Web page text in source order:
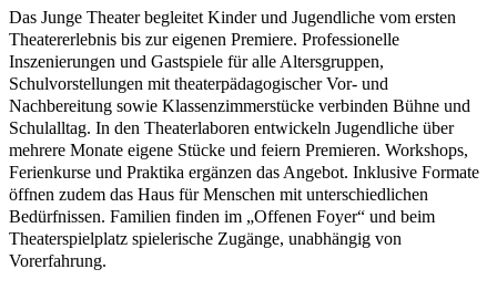
Das Junge Theater begleitet Kinder und Jugendliche vom ersten
Theatererlebnis bis zur eigenen Premiere. Professionelle
Inszenierungen und Gastspiele für alle Altersgruppen,
Schulvorstellungen mit theaterpädagogischer Vor- und
Nachbereitung sowie Klassenzimmerstücke verbinden Bühne und
Schulalltag. In den Theaterlaboren entwickeln Jugendliche über
mehrere Monate eigene Stücke und feiern Premieren. Workshops,
Ferienkurse und Praktika ergänzen das Angebot. Inklusive Formate
öffnen zudem das Haus für Menschen mit unterschiedlichen
Bedürfnissen. Familien finden im „Offenen Foyer“ und beim
Theaterspielplatz spielerische Zugänge, unabhängig von
Vorerfahrung.